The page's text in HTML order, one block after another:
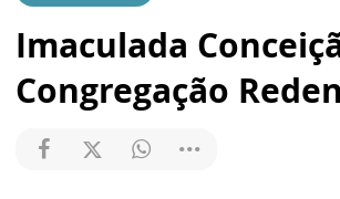
Imaculada
Congregação